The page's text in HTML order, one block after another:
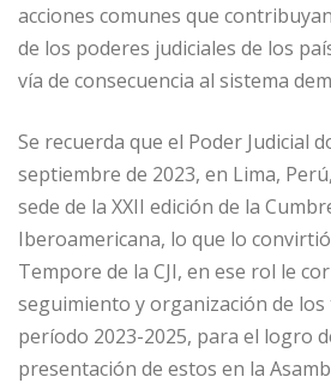
acciones comunes que
de los poderes judiciales de los
vía de consecuencia al sistema
Se recuerda que el Poder Judicial
septiembre de 2023, en Lima,
sede de la XXII edición de la
Iberoamericana, lo que lo
Tempore de la CJI, en ese rol le
seguimiento y organización de
período 2023-2025, para el logro
presentación de estos en la